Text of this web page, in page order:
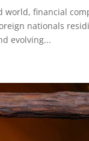
world, financial
nationals
evolving...